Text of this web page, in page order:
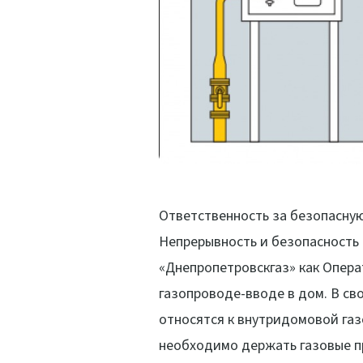
Ответственность за
Непрерывность и
«Днепропетровскгаз» как
газопроводе-вводе в дом. В
относятся к внутридомовой
необходимо держать газовые